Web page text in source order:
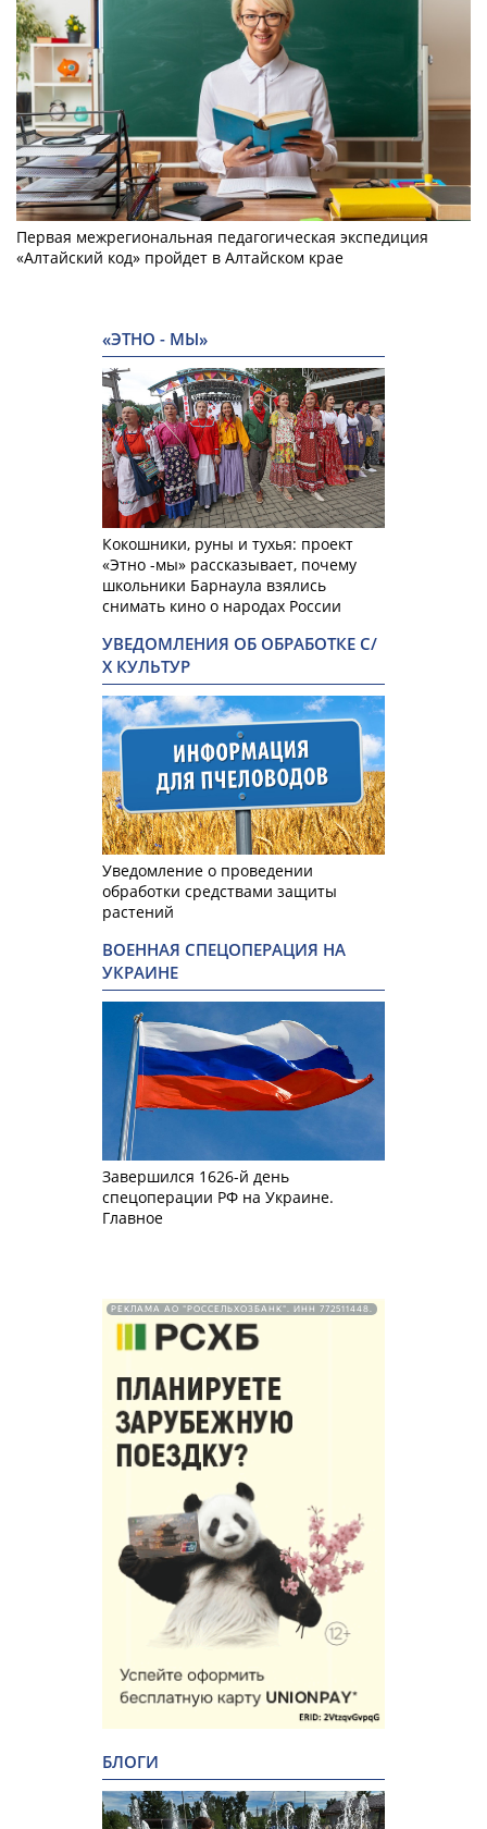
Первая межрегиональная педагогическая экспедиция
«Алтайский код» пройдет в Алтайском крае
«ЭТНО - МЫ»
Кокошники, руны и тухья: проект
«Этно -мы» рассказывает, почему
школьники Барнаула взялись
снимать кино о народах России
УВЕДОМЛЕНИЯ ОБ ОБРАБОТКЕ С/
Х КУЛЬТУР
Уведомление о проведении
обработки средствами защиты
растений
ВОЕННАЯ СПЕЦОПЕРАЦИЯ НА
УКРАИНЕ
Завершился 1626-й день
спецоперации РФ на Украине.
Главное
РЕКЛАМА АО "РОССЕЛЬХОЗБАНК". ИНН 772511448.
БЛОГИ